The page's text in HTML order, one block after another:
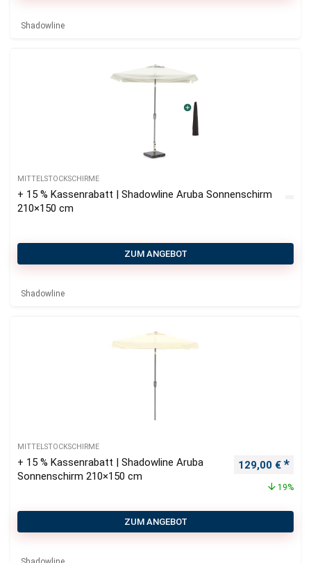
Shadowline
MITTELSTOCKSCHIRME
+ 15 % Kassenrabatt | Shadowline Aruba Sonnenschirm
210×150 cm
ZUM ANGEBOT
Shadowline
MITTELSTOCKSCHIRME
+ 15 % Kassenrabatt | Shadowline Aruba
Sonnenschirm 210×150 cm
129,00 €
19%
ZUM ANGEBOT